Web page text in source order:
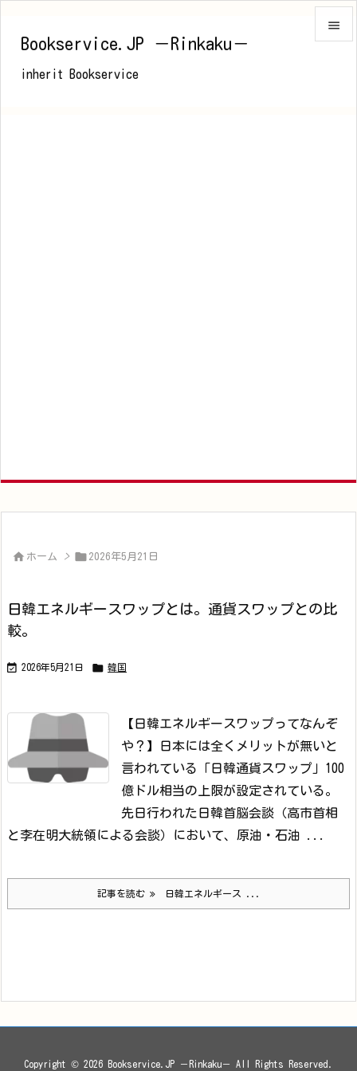
Bookservice.JP －Rinkaku－
inherit Bookservice

 ホーム >  2026年5月21日
日韓エネルギースワップとは。通貨スワップとの比
較。
 2026年5月21日  韓国
【日韓エネルギースワップってなんぞ
や？】
日本には全くメリットが無いと
言われている「日韓通貨スワップ」100
億ドル相当の上限が設定されている。
先日行われた日韓首脳会談（高市首相
と李在明大統領による会談）において、原油・石油 ...
記事を読む 日韓エネルギース ...
Copyright © 2026 Bookservice.JP －Rinkaku－ All Rights Reserved.